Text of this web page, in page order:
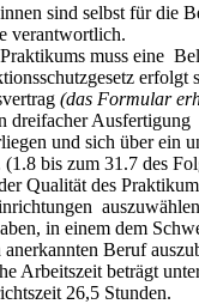
sind selbst für die
verantwortlich.
muss eine
erfolgt
(das Formular
dreifacher
und sich über ein
(1.8 bis zum 31.7 des
Qualität des
in einem dem
anerkannten Beruf
Arbeitszeit beträgt
26,5 Stunden.